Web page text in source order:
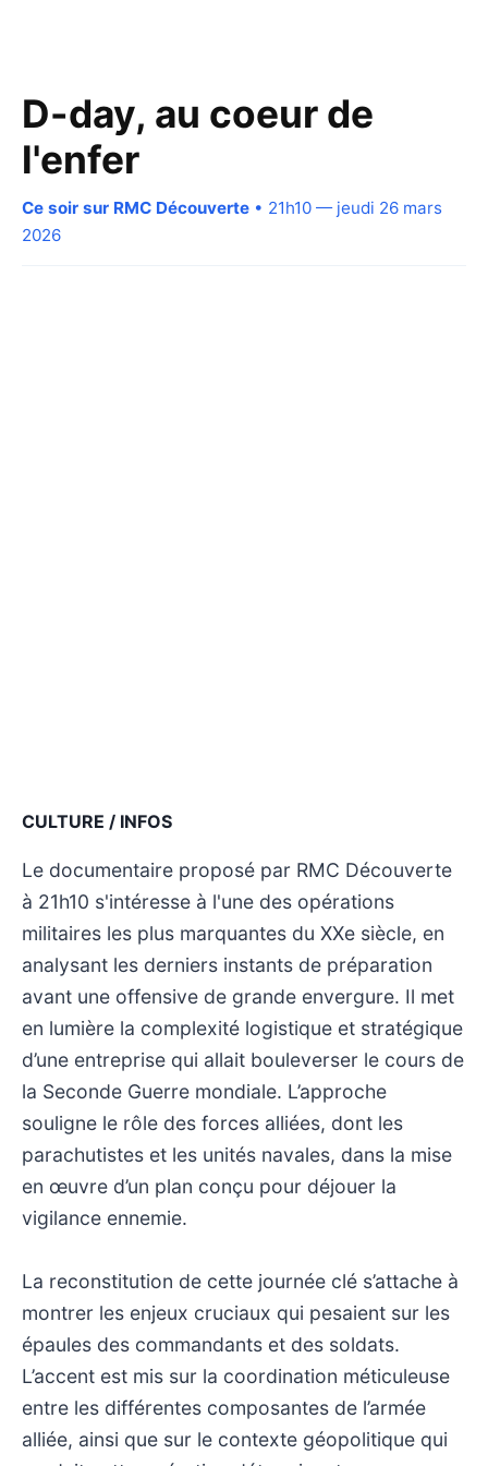
D-day, au coeur de
l'enfer
Ce soir sur RMC Découverte • 21h10 — jeudi 26 mars
2026
CULTURE / INFOS
Le documentaire proposé par RMC Découverte
à 21h10 s'intéresse à l'une des opérations
militaires les plus marquantes du XXe siècle, en
analysant les derniers instants de préparation
avant une offensive de grande envergure. Il met
en lumière la complexité logistique et stratégique
d’une entreprise qui allait bouleverser le cours de
la Seconde Guerre mondiale. L’approche
souligne le rôle des forces alliées, dont les
parachutistes et les unités navales, dans la mise
en œuvre d’un plan conçu pour déjouer la
vigilance ennemie.
La reconstitution de cette journée clé s’attache à
montrer les enjeux cruciaux qui pesaient sur les
épaules des commandants et des soldats.
L’accent est mis sur la coordination méticuleuse
entre les différentes composantes de l’armée
alliée, ainsi que sur le contexte géopolitique qui